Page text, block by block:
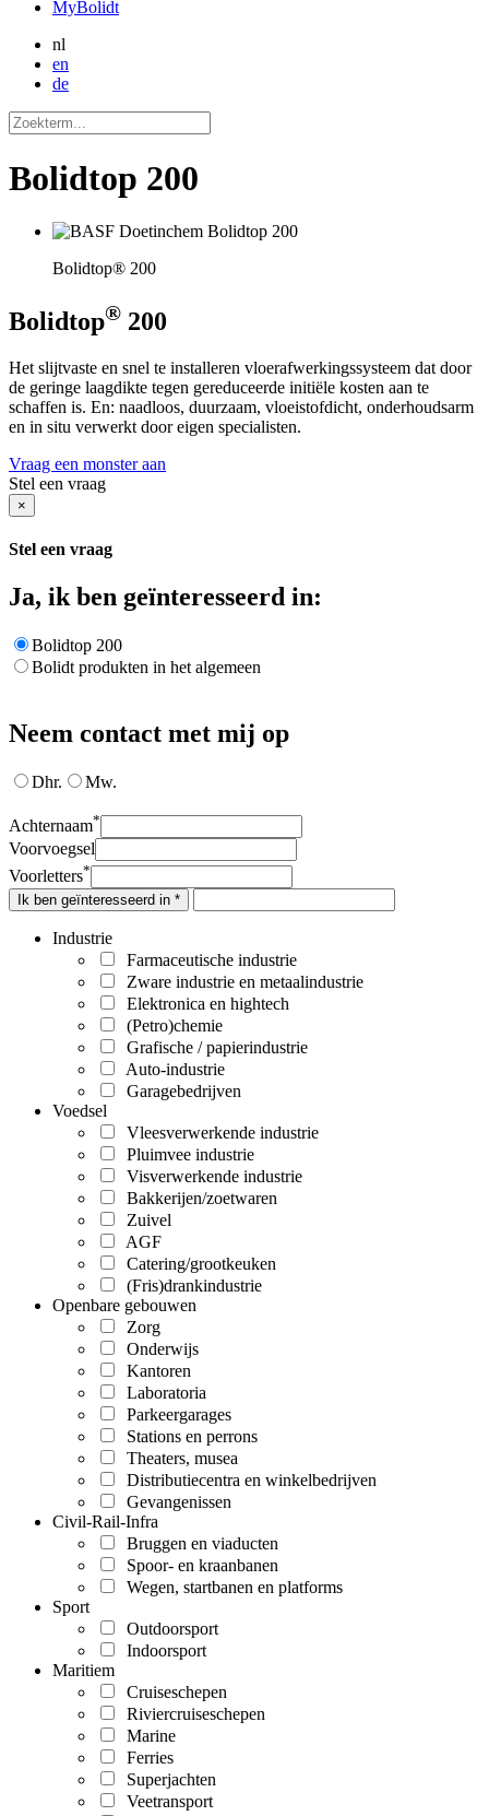
MyBolidt
nl
en
de
Bolidtop 200
Bolidtop® 200
Bolidtop® 200
Het slijtvaste en snel te installeren vloerafwerkingssysteem dat door
de geringe laagdikte tegen gereduceerde initiële kosten aan te
schaffen is. En: naadloos, duurzaam, vloeistofdicht, onderhoudsarm
en in situ verwerkt door eigen specialisten.
Vraag een monster aan
Stel een vraag
×
Stel een vraag
Ja, ik ben geïnteresseerd in:
Bolidtop 200
Bolidt produkten in het algemeen
Neem contact met mij op
Dhr. Mw.
Achternaam*
Voorvoegsel
Voorletters*
Ik ben geïnteresseerd in *
Industrie
Farmaceutische industrie
Zware industrie en metaalindustrie
Elektronica en hightech
(Petro)chemie
Grafische / papierindustrie
Auto-industrie
Garagebedrijven
Voedsel
Vleesverwerkende industrie
Pluimvee industrie
Visverwerkende industrie
Bakkerijen/zoetwaren
Zuivel
AGF
Catering/grootkeuken
(Fris)drankindustrie
Openbare gebouwen
Zorg
Onderwijs
Kantoren
Laboratoria
Parkeergarages
Stations en perrons
Theaters, musea
Distributiecentra en winkelbedrijven
Gevangenissen
Civil-Rail-Infra
Bruggen en viaducten
Spoor- en kraanbanen
Wegen, startbanen en platforms
Sport
Outdoorsport
Indoorsport
Maritiem
Cruiseschepen
Riviercruiseschepen
Marine
Ferries
Superjachten
Veetransport